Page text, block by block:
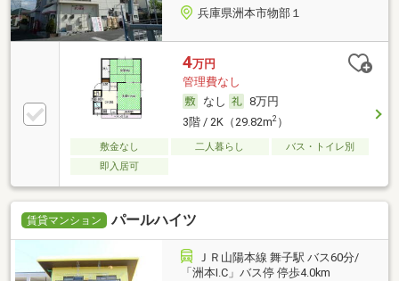
兵庫県洲本市物部１
4万円
管理費なし
なし
8万円
3階 / 2K（29.82m2）
敷金なし 二人暮らし
バス・トイレ別
即入居可
賃貸マンション パールハイツ
ＪＲ山陽本線 舞子駅 バス60分/
「洲本I.C」バス停 停歩4.0km